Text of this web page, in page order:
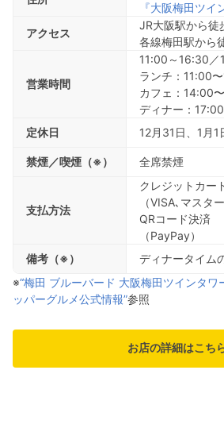
『大阪梅田ツイ
アクセス
JR大阪駅から徒
各線梅田駅から
営業時間
11:00～16:30
ランチ：11:00
カフェ：14:00
ディナー：
定休日
12月31日、1月1
禁煙／喫煙（※） 全席禁煙
支払方法
クレジットカー
（VISA､マスタ
QRコード決済
（PayPay）
備考（※）
ディナータイム
※“梅田 ブルーバード 大阪梅田ツインタワ
ッパーグルメ公式情報”参照
お店の詳細はこち